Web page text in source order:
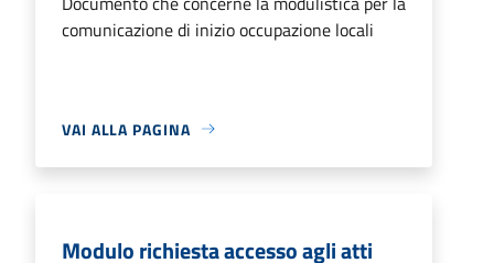
comunicazione di inizio occupazione locali
VAI ALLA PAGINA
Modulo richiesta accesso agli atti